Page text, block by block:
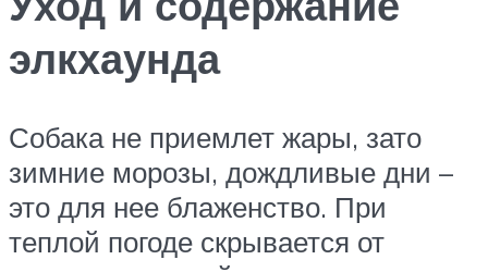
элкхаунда
Собака не приемлет жары, зато
зимние морозы, дождливые дни –
это для нее блаженство. При
теплой погоде скрывается от